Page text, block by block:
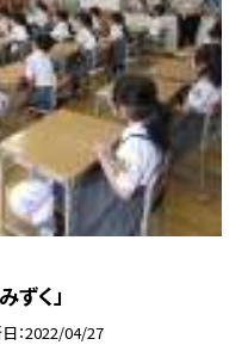
ずく」
2022/04/27